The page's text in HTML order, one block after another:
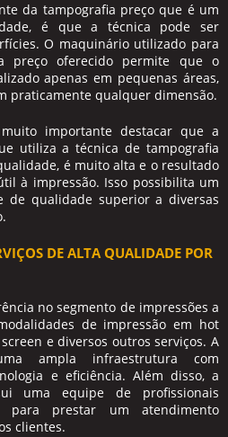
da tampografia preçoque é um
é que a técnica pode ser
O maquinário utilizado para
preçooferecido permite que o
apenas em pequenas áreas,
praticamente qualquer dimensão.
importante destacar que a
utiliza a técnica de tampografia
é muito alta e o resultado
à impressão. Isso possibilita um
de qualidade superior a diversas
DE ALTA QUALIDADE POR
no segmento de impressões a
de impressão em hot
e diversos outros serviços. A
ampla infraestrutura com
e eficiência. Além disso, a
uma equipe de profissionais
para prestar um atendimento
clientes.